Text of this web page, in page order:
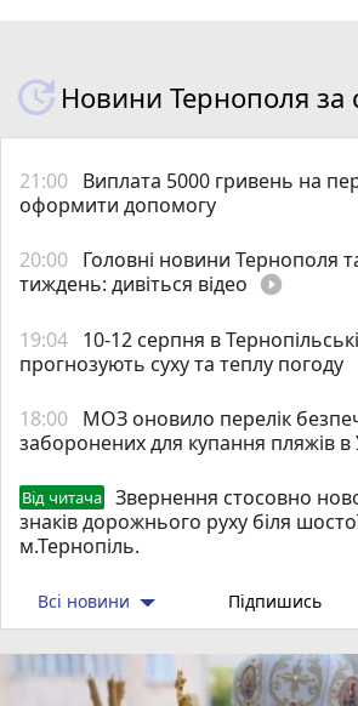
Новини Тернополя за
21:00 Виплата 5000 гривень на
оформити допомогу
20:00 Головні новини Тернополя
тиждень: дивіться відео play_circle_filled
19:04 10-12 серпня в
прогнозують суху та теплу погоду
18:00 МОЗ оновило перелік
заборонених для купання пляжів в
Від читача
Звернення стосовно
знаків дорожнього руху біля
м.Тернопіль.
Всі новини Підпишись